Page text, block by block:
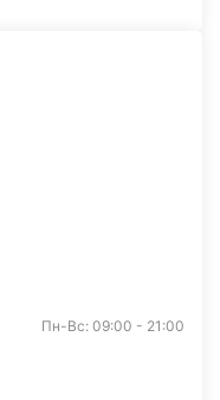
Пн-Вс: 09:00 - 21:00